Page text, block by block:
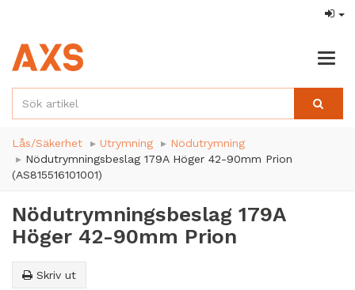
Lås/Säkerhet Utrymning
Nödutrymning
Nödutrymningsbeslag 179A Höger 42-90mm Prion
(AS815516101001)
Nödutrymningsbeslag 179A
Höger 42-90mm Prion
Skriv ut